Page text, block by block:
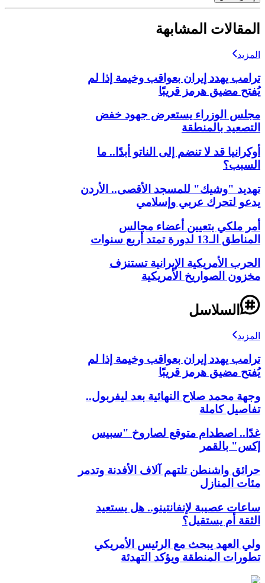
المقالات المشابهة
المزيد
ترامب يهدد إيران بعواقب وخيمة إذا لم
يُفتح مضيق هرمز قريبًا
مجلس الوزراء يستعرض جهود خفض
التصعيد بالمنطقة
أوكرانيا قد لا تنضم إلى الناتو أبدًا.. ما
السبب؟
تهديد "وشيك" للمسجد الأقصى.. الأردن
يدعو لتحرك عربي وإسلامي
أمر ملكي بتعيين أعضاء مجالس
المناطق الـ13 لدورة تمتد أربع سنوات
الحرب الأمريكية الإيرانية تستنزف
مخزون الصواريخ الأمريكية
السلاسل
المزيد
ترامب يهدد إيران بعواقب وخيمة إذا لم
يُفتح مضيق هرمز قريبًا
وجهة محمد صلاح النهائية بعد ليفربول..
تفاصيل كاملة
غدًا.. اصطدام متوقع لصاروخ "سبيس
إكس" بالقمر
حرائق واشنطن تلتهم آلاف الأفدنة وتدمر
مئات المنازل
ساعات عصيبة لإنفانتينو.. هل يستعيد
الثقة أم يستقيل؟
ولي العهد يبحث مع الرئيس الأمريكي
تطورات المنطقة ويؤكد التهدئة